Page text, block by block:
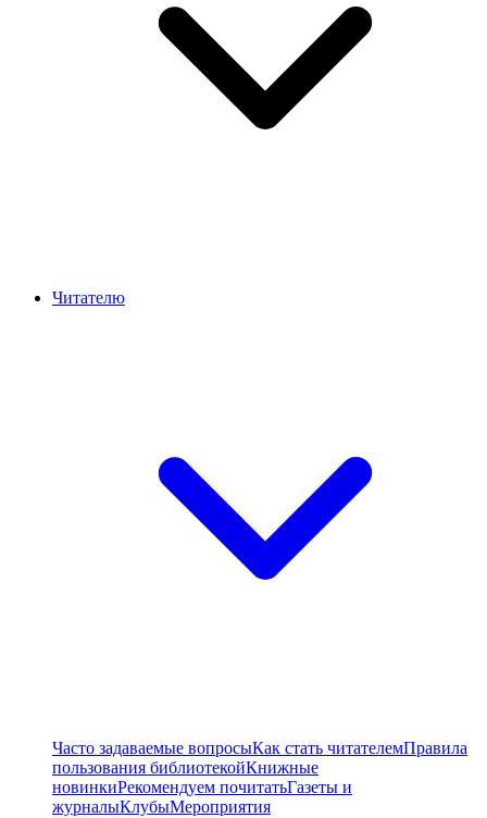
Читателю
Часто задаваемые вопросыКак стать читателемПравила
пользования библиотекойКнижные
новинкиРекомендуем почитатьГазеты и
журналыКлубыМероприятия